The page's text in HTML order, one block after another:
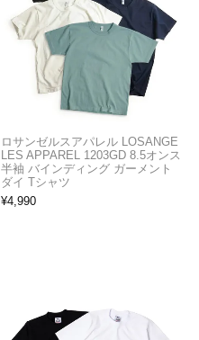
ロサンゼルスアパレル LOSANGE
LES APPAREL 1203GD 8.5オンス
半袖 バインディング ガーメント
ダイ Tシャツ
¥4,990